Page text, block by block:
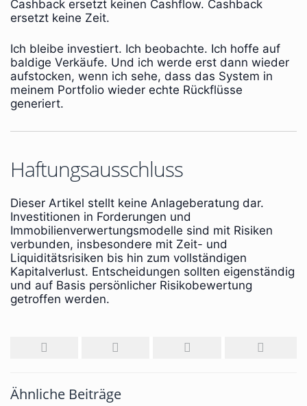
Cashback ersetzt keinen Cashflow. Cashback
ersetzt keine Zeit.
Ich bleibe investiert. Ich beobachte. Ich hoffe auf
baldige Verkäufe. Und ich werde erst dann wieder
aufstocken, wenn ich sehe, dass das System in
meinem Portfolio wieder echte Rückflüsse
generiert.
Haftungsausschluss
Dieser Artikel stellt keine Anlageberatung dar.
Investitionen in Forderungen und
Immobilienverwertungsmodelle sind mit Risiken
verbunden, insbesondere mit Zeit- und
Liquiditätsrisiken bis hin zum vollständigen
Kapitalverlust. Entscheidungen sollten eigenständig
und auf Basis persönlicher Risikobewertung
getroffen werden.
Ähnliche Beiträge